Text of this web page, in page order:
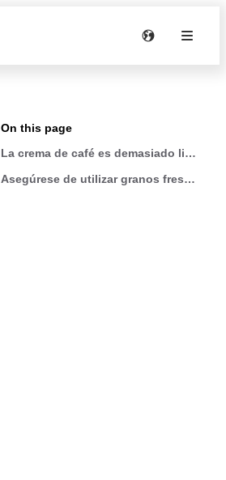
On this page
La crema de café es demasiado ligera
Asegúrese de utilizar granos frescos y